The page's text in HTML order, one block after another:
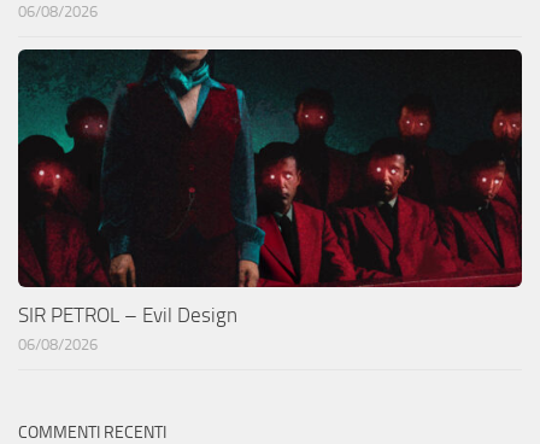
06/08/2026
SIR PETROL – Evil Design
06/08/2026
COMMENTI RECENTI